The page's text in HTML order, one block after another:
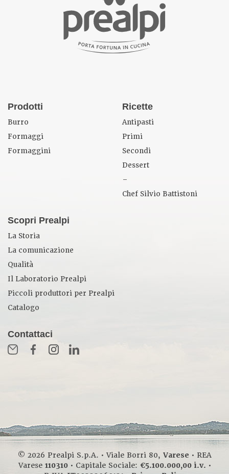
Prodotti
Burro
Formaggi
Formaggini
Ricette
Antipasti
Primi
Secondi
Dessert
–
Chef Silvio Battistoni
Scopri Prealpi
La Storia
La comunicazione
Qualità
Il Laboratorio Prealpi
Piccoli produttori per Prealpi
Catalogo
Contattaci
© 2026 Prealpi S.p.A. • Viale Borri 80, Varese • REA
Varese 110310• Capitale Sociale: €5.100.000,00 i.v. •